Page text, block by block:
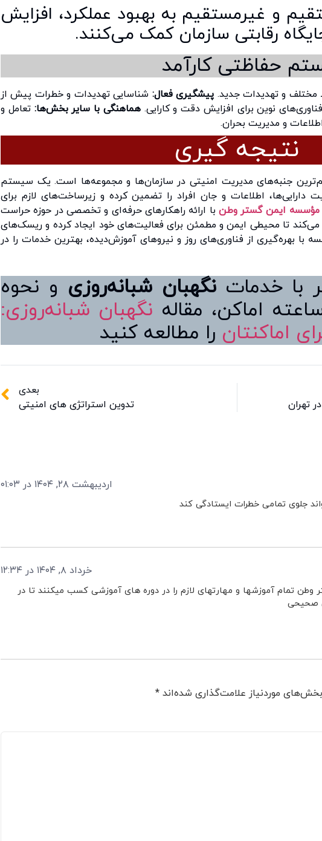
و غیرمستقیم به بهبود عملکرد، افزایش
رقابتی سازمان کمک می‌کنند.
حفاظتی کارآمد
مختلف و تهدیدات جدید. پیشگیری فعال: شناسایی تهدیدات و خطرات پیش از
نوین برای افزایش دقت و کارایی.هماهنگی با سایر بخش‌ها: تعامل و
و مدیریت بحران.
نتیجه‌ گیری
جنبه‌های مدیریت امنیتی در سازمان‌ها و مجموعه‌ها است. یک سیستم
دارایی‌ها، اطلاعات و جان افراد را تضمین کرده و زیرساخت‌های لازم برای
مؤسسه ایمن گستر وطن با ارائه راهکارهای حرفه‌ای و تخصصی در حوزه حراست
تا محیطی ایمن و مطمئن برای فعالیت‌های خود ایجاد کرده و ریسک‌های
با بهره‌گیری از فناوری‌های روز و نیروهای آموزش‌دیده، بهترین خدمات را در
با خدماتنگهبان شبانه‌روزی و نحوه
نگهبان شبانه‌روزی:
را مطالعه کنید
تهران
بعدی
تدوین استراتژی های امنیتی
اردیبهشت ۲۸, ۱۴۰۴ در ۰۱:۰۳
جلوی تمامی خطرات ایستادگی کند
خرداد ۸, ۱۴۰۴ در ۱۲:۳۴
وطن تمام آموزشها و مهارتهای لازم را در دوره های آموزشی کسب میکنند تا در
صحیحی
بخش‌های موردنیاز علامت‌گذاری شده‌اند *